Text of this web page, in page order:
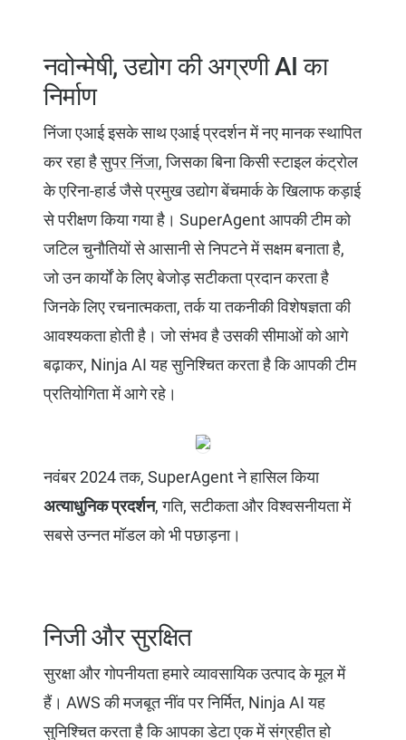
नवोन्मेषी, उद्योग की अग्रणी AI का
निर्माण
निंजा एआई इसके साथ एआई प्रदर्शन में नए मानक स्थापित
कर रहा हैसुपर निंजा, जिसका बिना किसी स्टाइल कंट्रोल
के एरिना-हार्ड जैसे प्रमुख उद्योग बेंचमार्क के खिलाफ कड़ाई
से परीक्षण किया गया है। SuperAgent आपकी टीम को
जटिल चुनौतियों से आसानी से निपटने में सक्षम बनाता है,
जो उन कार्यों के लिए बेजोड़ सटीकता प्रदान करता है
जिनके लिए रचनात्मकता, तर्क या तकनीकी विशेषज्ञता की
आवश्यकता होती है। जो संभव है उसकी सीमाओं को आगे
बढ़ाकर, Ninja AI यह सुनिश्चित करता है कि आपकी टीम
प्रतियोगिता में आगे रहे।
नवंबर 2024 तक, SuperAgent ने हासिल किया
अत्याधुनिक प्रदर्शन, गति, सटीकता और विश्वसनीयता में
सबसे उन्नत मॉडल को भी पछाड़ना।
निजी और सुरक्षित
सुरक्षा और गोपनीयता हमारे व्यावसायिक उत्पाद के मूल में
हैं। AWS की मजबूत नींव पर निर्मित, Ninja AI यह
सुनिश्चित करता है कि आपका डेटा एक में संग्रहीत हो